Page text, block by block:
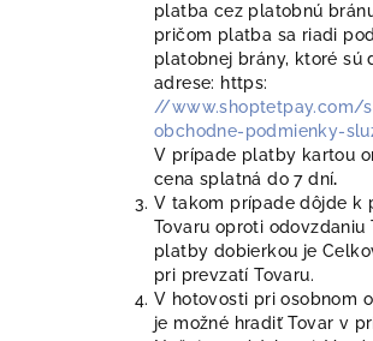
platba cez platobnú
pričom platba sa riadi
platobnej brány, ktoré sú
adrese: https:
//www.shoptetpay.com/
obchodne-podmienky-
V prípade platby kartou
cena splatná do 7 dní.
V takom prípade dôjde k
Tovaru oproti odovzdaniu
platby dobierkou je
pri prevzatí Tovaru.
V hotovosti pri osobnom
je možné hradiť Tovar v